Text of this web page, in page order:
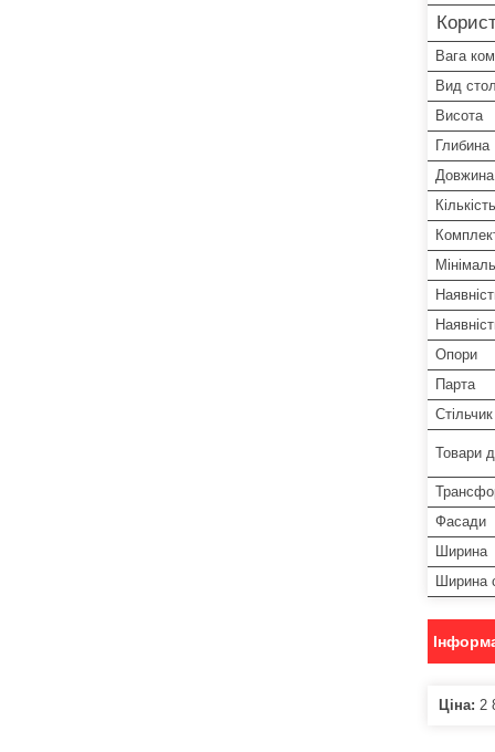
Вага
Вид
Висота
Глибина
Довжина
Опори
Парта
Стільчик
Товари
Фасади
Ширина
Ширина
Ціна: 2